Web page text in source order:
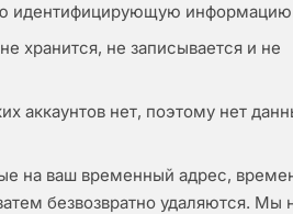
идентифицирующую
хранится, не записывается и не
аккаунтов нет, поэтому нет
на ваш временный адрес,
безвозвратно удаляются. Мы